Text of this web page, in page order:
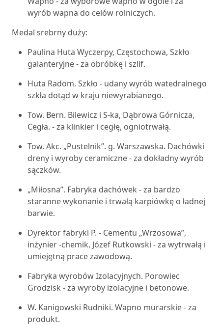
wyrób wapna do celów rolniczych.
Medal srebrny duży:
Paulina Huta Wyczerpy, Częstochowa, Szkło
galanteryjne - za obróbkę i szlif.
Huta Radom. Szkło - udany wyrób watedralnego
szkła dotąd w kraju niewyrabianego.
Tow. Bern. Bilewicz i S-ka, Dąbrowa Górnicza,
Cegła. - za klinkier i cegłę, ogniotrwałą.
Tow. Akc. „Pustelnik”. g. Warszawska. Dachówki
dreny i wyroby ceramiczne - za dokładny wyrób
sączków.
„Miłosna”. Fabryka dachówek - za bardzo
staranne wykonanie i trwałą karpiówkę o ładnej
barwie.
Dyrektor fabryki P. - Cementu „Wrzosowa”,
inżynier -chemik, Józef Rutkowski - za wytrwałą i
umiejętną prace zawodową.
Fabryka wyrobów Izolacyjnych. Porowiec
Grodzisk - za wyroby izolacyjne i betonowe.
W. Kanigowski Rudniki. Wapno murarskie - za
produkt.